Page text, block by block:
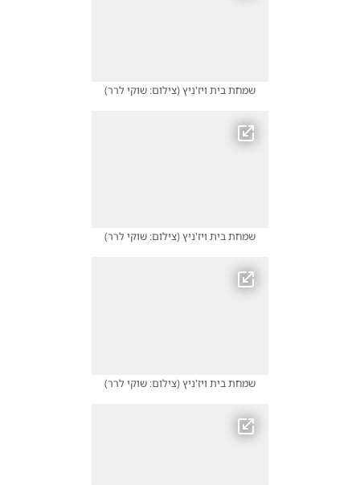
שמחת בית ויז'ניץ(צילום: שוקי לרר)
שמחת בית ויז'ניץ(צילום: שוקי לרר)
שמחת בית ויז'ניץ(צילום: שוקי לרר)